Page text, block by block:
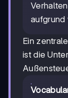
aufgrund
Ein
ist die